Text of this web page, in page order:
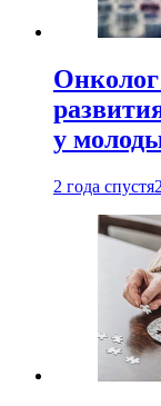
у
2 года спустя